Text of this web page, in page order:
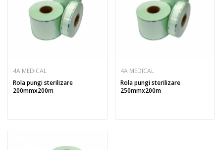
4A MEDICAL
Rola pungi sterilizare
200mmx200m
4A MEDICAL
Rola pungi sterilizare
250mmx200m